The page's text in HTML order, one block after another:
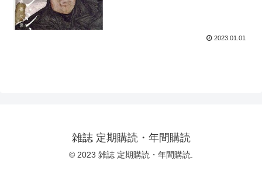
2023.01.01
雑誌 定期購読・年間購読
© 2023 雑誌 定期購読・年間購読.